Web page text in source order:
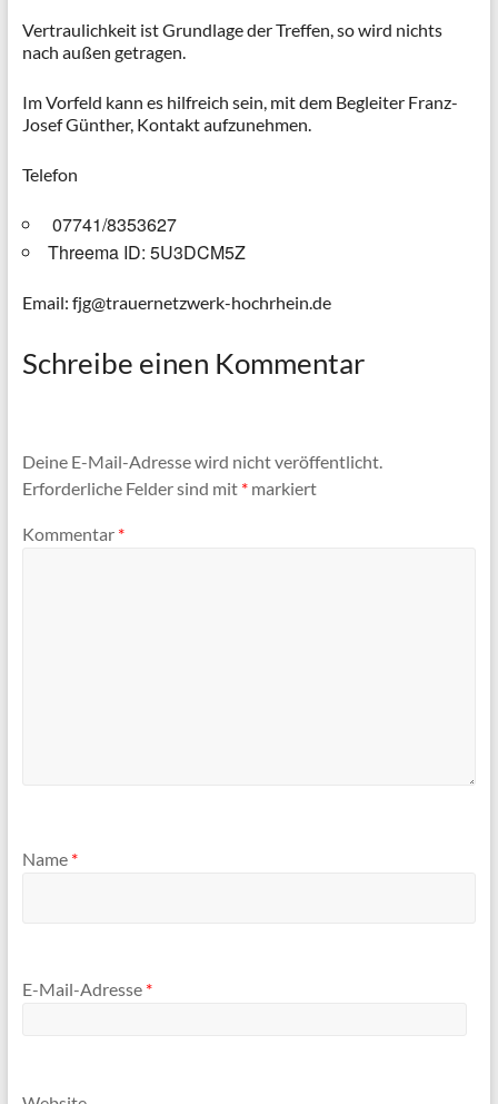
Vertraulichkeit ist Grundlage der Treffen, so wird nichts
nach außen getragen.
Im Vorfeld kann es hilfreich sein, mit dem Begleiter Franz-
Josef Günther, Kontakt aufzunehmen.
Telefon
07741/8353627
Threema ID: 5U3DCM5Z
Email: fjg@trauernetzwerk-hochrhein.de
Schreibe einen Kommentar
Deine E-Mail-Adresse wird nicht veröffentlicht.
Erforderliche Felder sind mit *markiert
Kommentar *
Name *
E-Mail-Adresse *